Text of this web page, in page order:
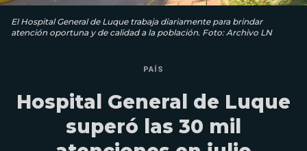
El Hospital General de Luque trabaja diariamente para brindar
atención oportuna y de calidad a la población. Foto: Archivo LN
PAÍS
Hospital General de Luque
superó las 30 mil